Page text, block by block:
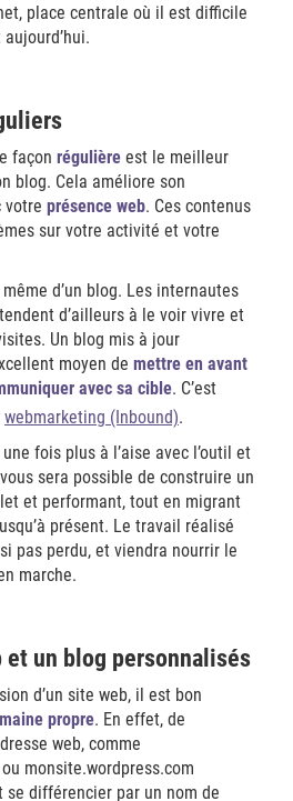
place centrale où il est difficile
façon régulière est le meilleur
blog. Cela améliore son
votre présence web. Ces contenus
sur votre activité et votre
d’un blog. Les internautes
d’ailleurs à le voir vivre et
Un blog mis à jour
moyen de mettre en avant
avec sa cible. C’est
webmarketing (Inbound).
fois plus à l’aise avec l’outil et
sera possible de construire un
et performant, tout en migrant
présent. Le travail réalisé
pas perdu, et viendra nourrir le
marche.
et un blog personnalisés
d’un site web, il est bon
propre. En effet, de
web, comme
monsite.wordpress.com
différencier par un nom de